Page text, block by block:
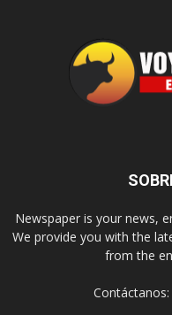
Newspaper is your news,
We provide you with the
from the
Contáctanos: